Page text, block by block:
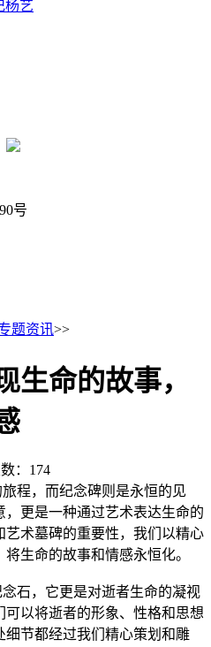
杨艺
号
题资讯>>
生命的故事，
： 174
程，而纪念碑则是永恒的见
更是一种通过艺术表达生命的
艺术墓碑的重要性，我们以精心
生命的故事和情感永恒化。
石，它更是对逝者生命的凝视
以将逝者的形象、性格和思想
节都经过我们精心策划和雕